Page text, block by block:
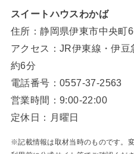
スイートハウスわかば
住所：静岡県伊東市中央町
アクセス：JR伊東線・伊
約6分
電話番号：0557-37-2563
営業時間：9:00-22:00
定休日：月曜日
※記載情報は取材当時のものです。